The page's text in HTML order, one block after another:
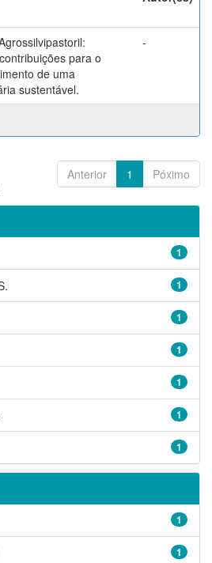
para o
de uma
sustentável.
-
Anterior 1 Póximo
1
1
1
1
1
1
1
1
1